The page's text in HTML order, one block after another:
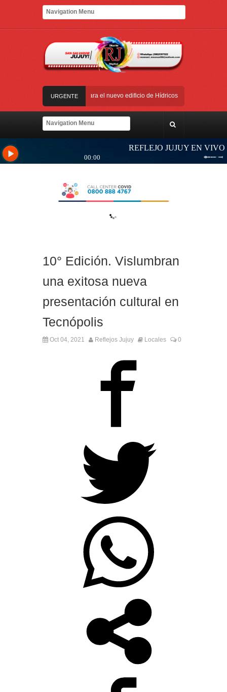
URGENTE
Las obras para el nuevo edificio de Hídricos están en plena
de Salud para personas con discapacidad
10° Edición. Vislumbran
una exitosa nueva
presentación cultural en
Tecnópolis
Oct 04, 2021 Reflejos Jujuy Locales 0